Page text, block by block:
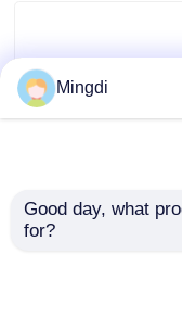
Μηχανή
Mingdi
Good day, what
for?